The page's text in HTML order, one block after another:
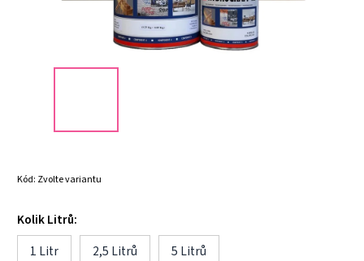
Kód: Zvolte variantu
Kolik Litrů:
1 Litr
2,5 Litrů 5 Litrů